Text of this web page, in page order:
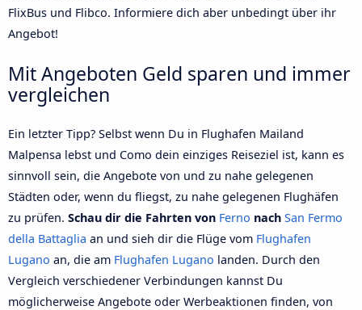
FlixBus und Flibco. Informiere dich aber unbedingt über ihr
Angebot!
Mit Angeboten Geld sparen und immer
vergleichen
Ein letzter Tipp? Selbst wenn Du in Flughafen Mailand
Malpensa lebst und Como dein einziges Reiseziel ist, kann es
sinnvoll sein, die Angebote von und zu nahe gelegenen
Städten oder, wenn du fliegst, zu nahe gelegenen Flughäfen
zu prüfen. Schau dir die Fahrten von Ferno nach San Fermo
della Battaglia an und sieh dir die Flüge vom Flughafen
Lugano an, die am Flughafen Lugano landen. Durch den
Vergleich verschiedener Verbindungen kannst Du
möglicherweise Angebote oder Werbeaktionen finden, von